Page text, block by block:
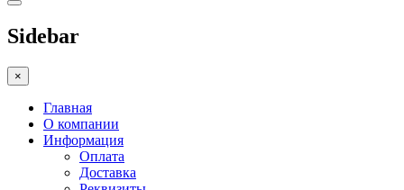
Sidebar
×
Главная
О компании
Информация
Оплата
Доставка